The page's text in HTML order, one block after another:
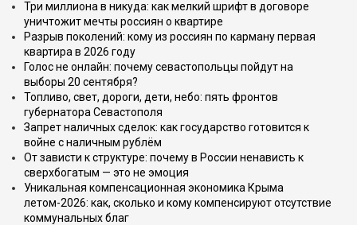
Три миллиона в никуда: как мелкий шрифт в договоре
уничтожит мечты россиян о квартире
Разрыв поколений: кому из россиян по карману первая
квартира в 2026 году
Голос не онлайн: почему севастопольцы пойдут на
выборы 20 сентября?
Топливо, свет, дороги, дети, небо: пять фронтов
губернатора Севастополя
Запрет наличных сделок: как государство готовится к
войне с наличным рублём
От зависти к структуре: почему в России ненависть к
сверхбогатым — это не эмоция
Уникальная компенсационная экономика Крыма
летом-2026: как, сколько и кому компенсируют отсутствие
коммунальных благ